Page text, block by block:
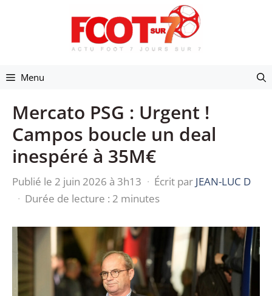
Menu
Mercato PSG : Urgent !
Campos boucle un deal
inespéré à 35M€
Publié le 2 juin 2026 à 3h13 · Écrit par JEAN-LUC D
· Durée de lecture : 2 minutes